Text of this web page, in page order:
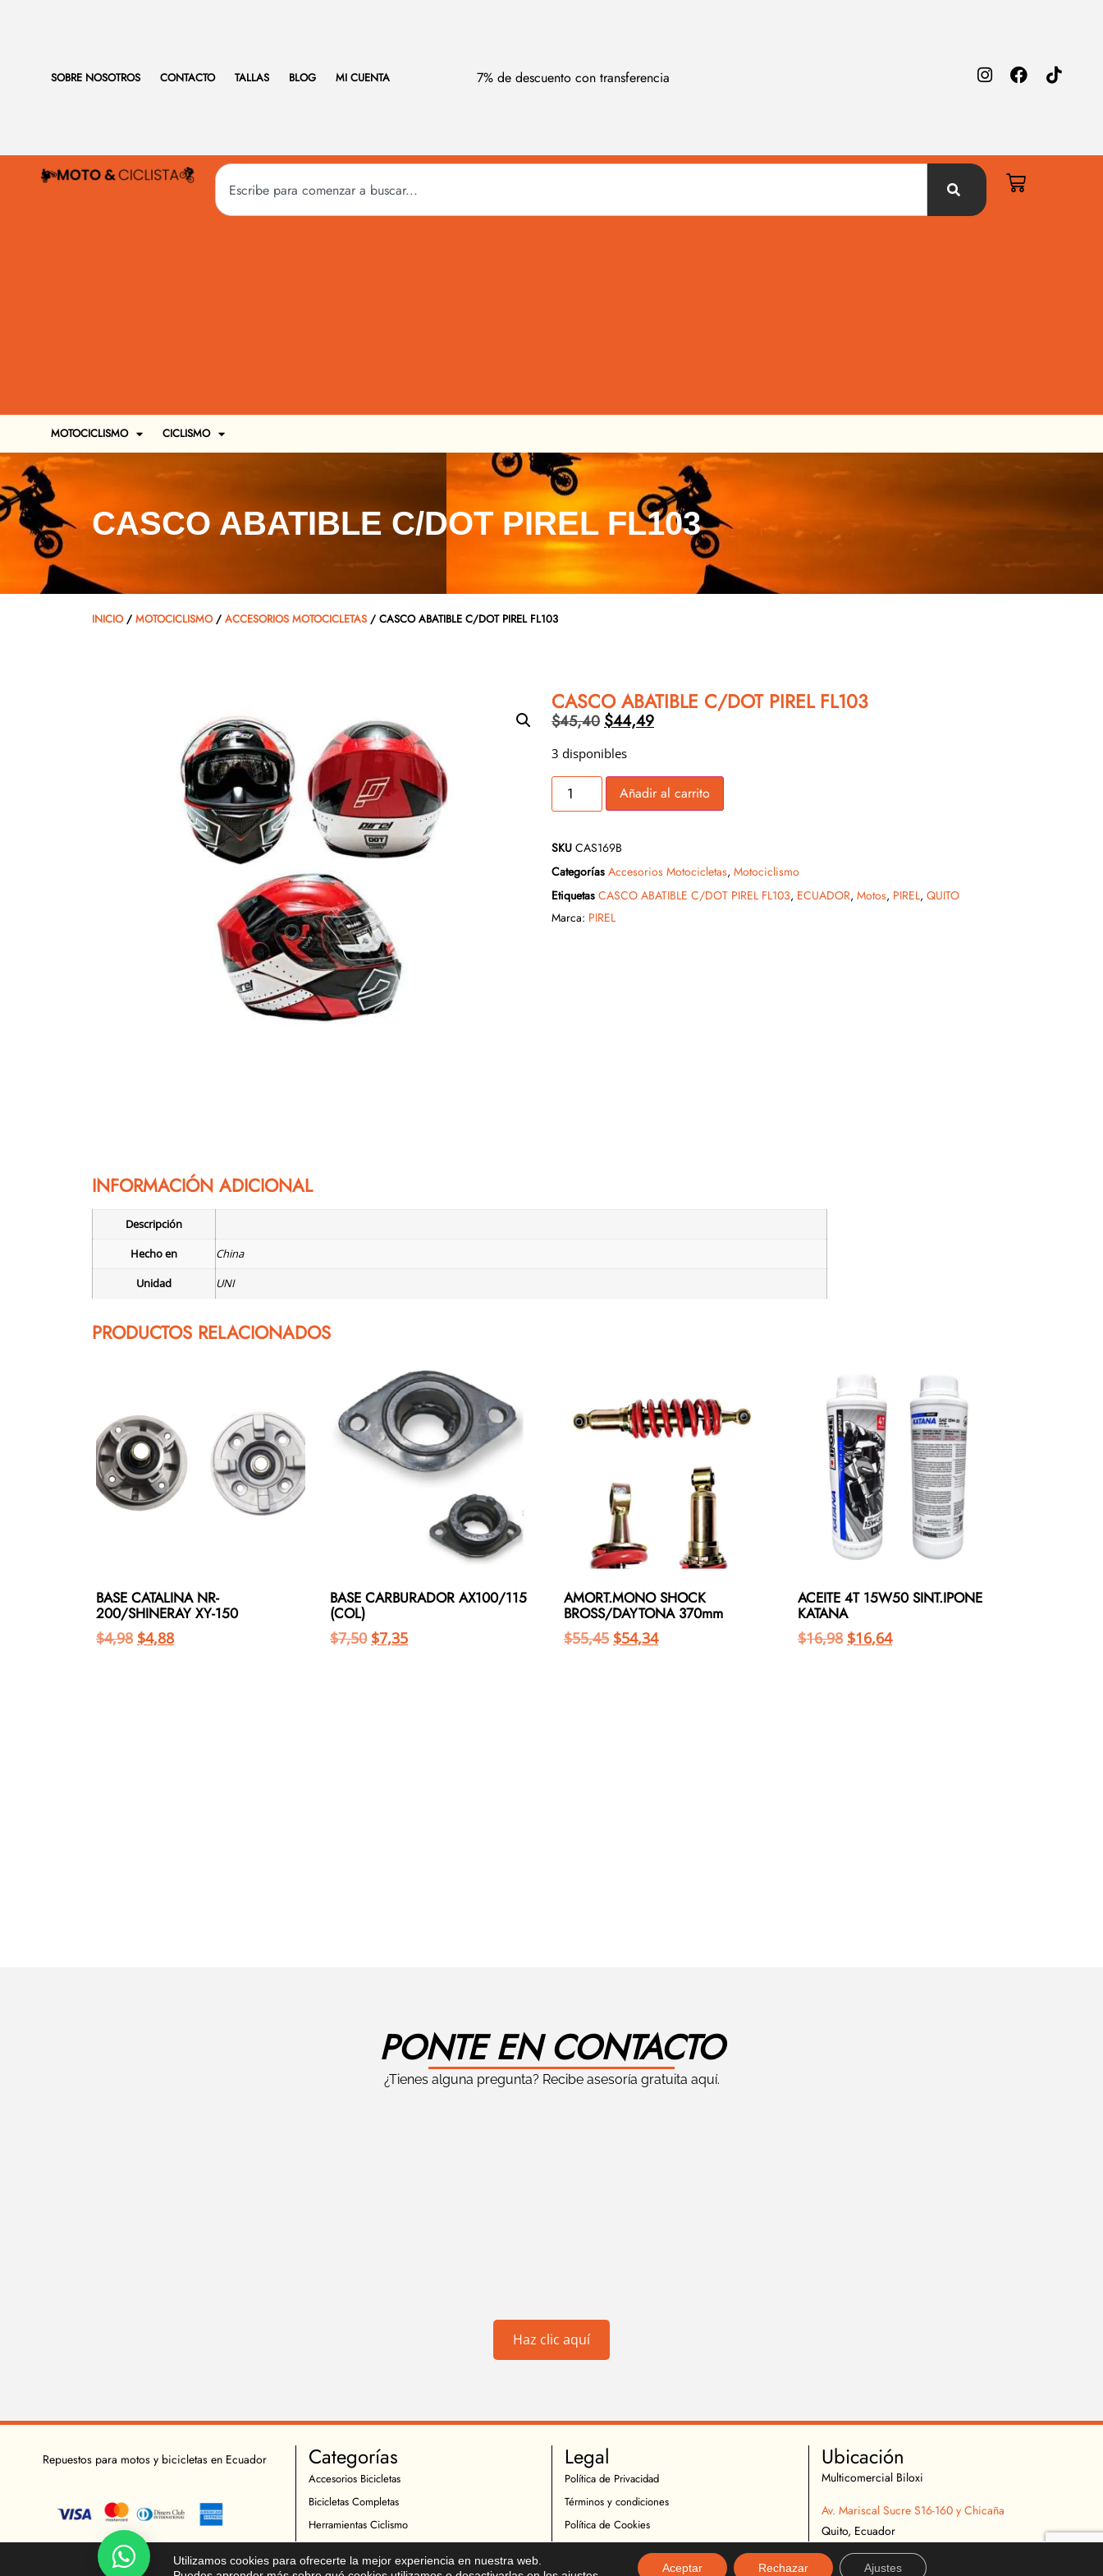
SOBRE NOSOTROS CONTACTO TALLAS BLOG MI CUENTA 7% de descuento con transferencia
MOTOCICLISMO CICLISMO
CASCO ABATIBLE C/DOT PIREL FL103
INICIO/ MOTOCICLISMO/ ACCESORIOS MOTOCICLETAS / CASCO ABATIBLE C/DOT PIREL FL103
CASCO ABATIBLE C/DOT PIREL FL103
$45,40 $44,49
3 disponibles
Añadir al carrito
SKU CAS169B
Categorías Accesorios Motocicletas, Motociclismo
Etiquetas CASCO ABATIBLE C/DOT PIREL FL103, ECUADOR, Motos, PIREL, QUITO
Marca: PIREL
INFORMACIÓN ADICIONAL
Descripción
Hecho en
China
Unidad
UNI
PRODUCTOS RELACIONADOS
BASE CATALINA NR-
200/SHINERAY XY-150
$4,98 $4,88
BASE CARBURADOR AX100/115
(COL)
$7,50 $7,35
AMORT.MONO SHOCK
BROSS/DAYTONA 370mm
$55,45 $54,34
ACEITE 4T 15W50 SINT.IPONE
KATANA
$16,98 $16,64
PONTE EN CONTACTO
¿Tienes alguna pregunta? Recibe asesoría gratuita aquí.
Haz clic aquí
Repuestos para motos y bicicletas en Ecuador Categorías
Accesorios Bicicletas
Bicicletas Completas
Herramientas Ciclismo
Indumentaria Ciclistas
Repuestos Bicicletas
Legal
Política de Privacidad
Términos y condiciones
Política de Cookies
Política de Devoluciones
Descargo de Responsabilidad
Ubicación
Multicomercial Biloxi
Av. Mariscal Sucre S16-160 y Chicaña
Quito, Ecuador
02 2627 540
096 296 9642
Utilizamos cookies para ofrecerte la mejor experiencia en nuestra web.
Aceptar Rechazar Ajustes
Chatea!